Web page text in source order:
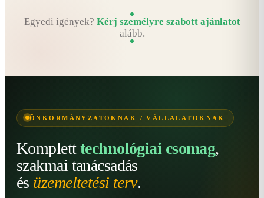
Egyedi igények? Kérj személyre szabott ajánlatot
alább.
ÖNKORMÁNYZATOKNAK / VÁLLALATOKNAK
Kompletttechnológiai csomag,
szakmai tanácsadás
és üzemeltetési terv.